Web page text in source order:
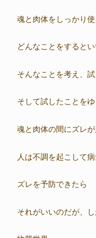
魂と肉体をしっかり
どんなことをすると
そんなことを考え、試
そして試したことを
魂と肉体の間にズレ
人は不調を起こして
ズレを予防できたら
それがいいのだが、